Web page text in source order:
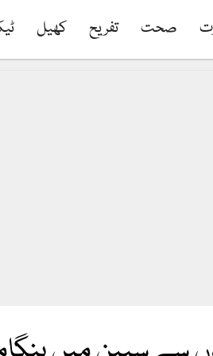
صحت تفریح کھیل